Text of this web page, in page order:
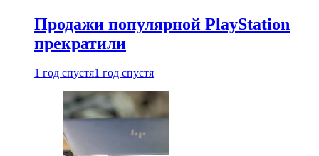
Продажи популярной PlayStation
прекратили
1 год спустя1 год спустя